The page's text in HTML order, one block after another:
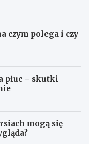
czym polega i czy
płuc – skutki
mogą się